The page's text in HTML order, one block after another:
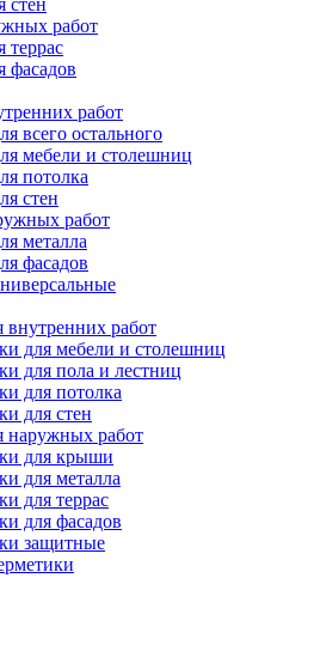
стен
работ
террас
фасадов
работ
всего остального
мебели и столешниц
потолка
стен
работ
металла
фасадов
внутренних работ
для мебели и столешниц
для пола и лестниц
для потолка
для стен
наружных работ
для крыши
для металла
для террас
для фасадов
защитные